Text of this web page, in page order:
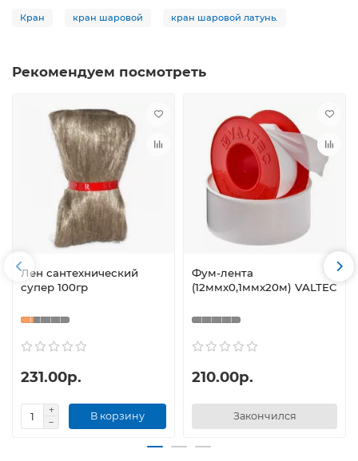
Кран кран шаровой кран шаровой латунь.
Рекомендуем посмотреть
Лен сантехнический
супер 100гр
231.00р.
В корзину
Фум-лента
(12ммх0,1ммх20м) VALTEC
210.00р.
Закончился